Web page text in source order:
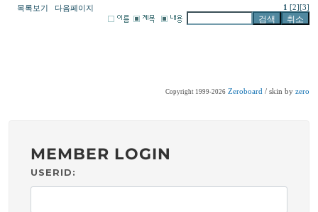
목록보기 다음페이지 1 [2] [3]
Copyright 1999-2026 Zeroboard / skin by zero
MEMBER LOGIN
USERID: